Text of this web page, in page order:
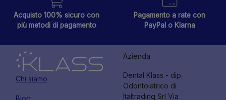
Acquisto 100% sicuro con
più metodi di pagamento
Pagamento a rate con
PayPal o Klarna
Chi siamo
Blog
Azienda
Dental Klass - dip.
Odontoiatrico di
Italtrading Srl Via